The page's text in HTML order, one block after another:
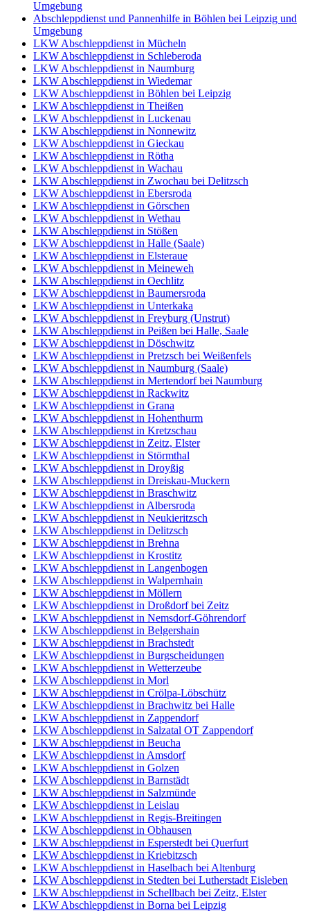
Umgebung
Abschleppdienst und Pannenhilfe in Böhlen bei Leipzig und
Umgebung
LKW Abschleppdienst in Mücheln
LKW Abschleppdienst in Schleberoda
LKW Abschleppdienst in Naumburg
LKW Abschleppdienst in Wiedemar
LKW Abschleppdienst in Böhlen bei Leipzig
LKW Abschleppdienst in Theißen
LKW Abschleppdienst in Luckenau
LKW Abschleppdienst in Nonnewitz
LKW Abschleppdienst in Gieckau
LKW Abschleppdienst in Rötha
LKW Abschleppdienst in Wachau
LKW Abschleppdienst in Zwochau bei Delitzsch
LKW Abschleppdienst in Ebersroda
LKW Abschleppdienst in Görschen
LKW Abschleppdienst in Wethau
LKW Abschleppdienst in Stößen
LKW Abschleppdienst in Halle (Saale)
LKW Abschleppdienst in Elsteraue
LKW Abschleppdienst in Meineweh
LKW Abschleppdienst in Oechlitz
LKW Abschleppdienst in Baumersroda
LKW Abschleppdienst in Unterkaka
LKW Abschleppdienst in Freyburg (Unstrut)
LKW Abschleppdienst in Peißen bei Halle, Saale
LKW Abschleppdienst in Döschwitz
LKW Abschleppdienst in Pretzsch bei Weißenfels
LKW Abschleppdienst in Naumburg (Saale)
LKW Abschleppdienst in Mertendorf bei Naumburg
LKW Abschleppdienst in Rackwitz
LKW Abschleppdienst in Grana
LKW Abschleppdienst in Hohenthurm
LKW Abschleppdienst in Kretzschau
LKW Abschleppdienst in Zeitz, Elster
LKW Abschleppdienst in Störmthal
LKW Abschleppdienst in Droyßig
LKW Abschleppdienst in Dreiskau-Muckern
LKW Abschleppdienst in Braschwitz
LKW Abschleppdienst in Albersroda
LKW Abschleppdienst in Neukieritzsch
LKW Abschleppdienst in Delitzsch
LKW Abschleppdienst in Brehna
LKW Abschleppdienst in Krostitz
LKW Abschleppdienst in Langenbogen
LKW Abschleppdienst in Walpernhain
LKW Abschleppdienst in Möllern
LKW Abschleppdienst in Droßdorf bei Zeitz
LKW Abschleppdienst in Nemsdorf-Göhrendorf
LKW Abschleppdienst in Belgershain
LKW Abschleppdienst in Brachstedt
LKW Abschleppdienst in Burgscheidungen
LKW Abschleppdienst in Wetterzeube
LKW Abschleppdienst in Morl
LKW Abschleppdienst in Crölpa-Löbschütz
LKW Abschleppdienst in Brachwitz bei Halle
LKW Abschleppdienst in Zappendorf
LKW Abschleppdienst in Salzatal OT Zappendorf
LKW Abschleppdienst in Beucha
LKW Abschleppdienst in Amsdorf
LKW Abschleppdienst in Golzen
LKW Abschleppdienst in Barnstädt
LKW Abschleppdienst in Salzmünde
LKW Abschleppdienst in Leislau
LKW Abschleppdienst in Regis-Breitingen
LKW Abschleppdienst in Obhausen
LKW Abschleppdienst in Esperstedt bei Querfurt
LKW Abschleppdienst in Kriebitzsch
LKW Abschleppdienst in Haselbach bei Altenburg
LKW Abschleppdienst in Stedten bei Lutherstadt Eisleben
LKW Abschleppdienst in Schellbach bei Zeitz, Elster
LKW Abschleppdienst in Borna bei Leipzig